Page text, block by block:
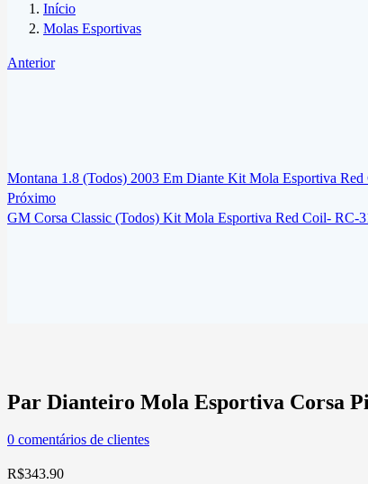
Início
Molas Esportivas
Anterior
Montana 1.8 (Todos) 2003 Em Diante Kit Mola Esportiva
Próximo
GM Corsa Classic (Todos) Kit Mola Esportiva Red Coil- RC-
Par Dianteiro Mola Esportiva Corsa
0 comentários de clientes
R$343.90